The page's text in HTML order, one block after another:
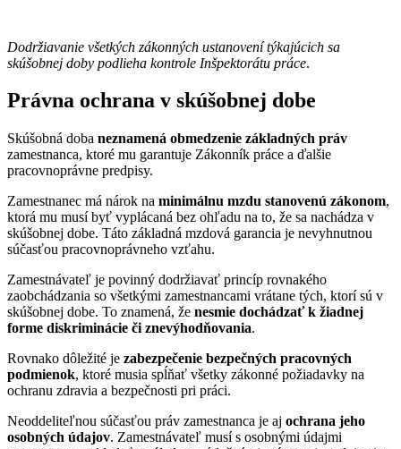
Dodržiavanie všetkých zákonných ustanovení týkajúcich sa
skúšobnej doby podlieha kontrole Inšpektorátu práce.
Právna ochrana v skúšobnej dobe
Skúšobná doba neznamená obmedzenie základných práv
zamestnanca, ktoré mu garantuje Zákonník práce a ďalšie
pracovnoprávne predpisy.
Zamestnanec má nárok na minimálnu mzdu stanovenú zákonom,
ktorá mu musí byť vyplácaná bez ohľadu na to, že sa nachádza v
skúšobnej dobe. Táto základná mzdová garancia je nevyhnutnou
súčasťou pracovnoprávneho vzťahu.
Zamestnávateľ je povinný dodržiavať princíp rovnakého
zaobchádzania so všetkými zamestnancami vrátane tých, ktorí sú v
skúšobnej dobe. To znamená, že nesmie dochádzať k žiadnej
forme diskriminácie či znevýhodňovania.
Rovnako dôležité je zabezpečenie bezpečných pracovných
podmienok, ktoré musia spĺňať všetky zákonné požiadavky na
ochranu zdravia a bezpečnosti pri práci.
Neoddeliteľnou súčasťou práv zamestnanca je aj ochrana jeho
osobných údajov. Zamestnávateľ musí s osobnými údajmi